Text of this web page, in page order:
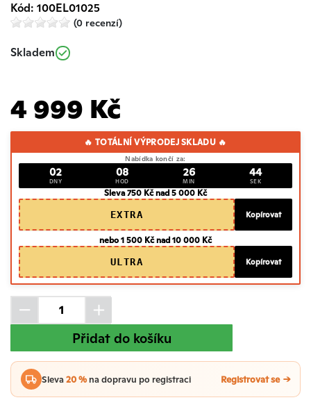
Kód: 100EL01025
(0 recenzí)
Skladem
4 999 Kč
🔥 TOTÁLNÍ VÝPRODEJ SKLADU 🔥
Nabídka končí za:
02
DNY
08
HOD
26
MIN
44
SEK
Sleva 750 Kč nad 5 000 Kč
EXTRA
Kopírovat
nebo 1 500 Kč nad 10 000 Kč
ULTRA
Kopírovat
Přidat do košíku
Sleva20 %na dopravu po registraci Registrovat se